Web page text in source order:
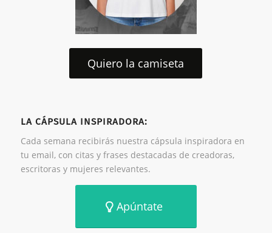
Quiero la camiseta
LA CÁPSULA INSPIRADORA:
Cada semana recibirás nuestra cápsula inspiradora en
tu email, con citas y frases destacadas de creadoras,
escritoras y mujeres relevantes.
Apúntate